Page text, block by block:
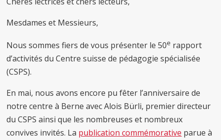
Mesdames et Messieurs,
Nous sommes fiers de vous présenter le 50e rapport
d’activités du Centre suisse de pédagogie spécialisée
(CSPS).
En mai, nous avons encore pu fêter l’anniversaire de
notre centre à Berne avec Alois Bürli, premier directeur
du CSPS ainsi que les nombreuses et nombreux
convives invités. La publication commémorative parue à